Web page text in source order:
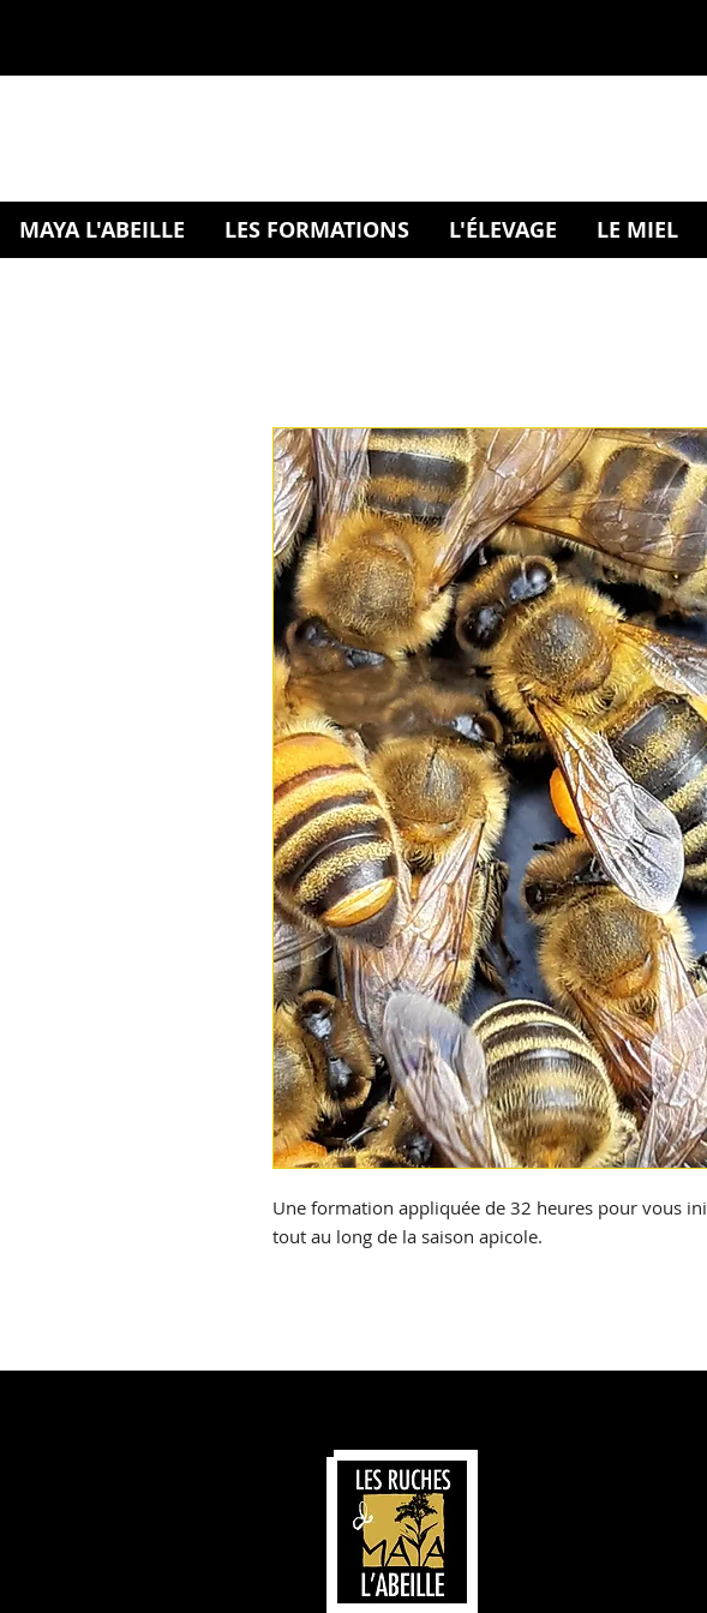
MAYA L'ABEILLE LES FORMATIONS L'ÉLEVAGE LE MIEL
Une formation appliquée de 32 heures pour vous
tout au long de la saison apicole.